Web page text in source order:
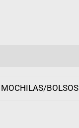
MOCHILAS/BOLSOS